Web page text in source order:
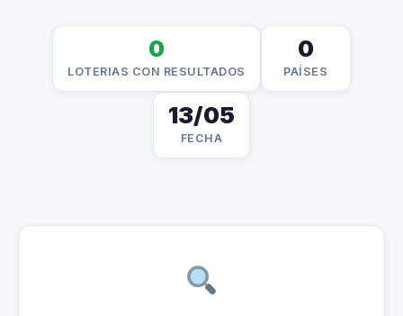
0
LOTERIAS CON RESULTADOS
0
PAÍSES
13/05
FECHA